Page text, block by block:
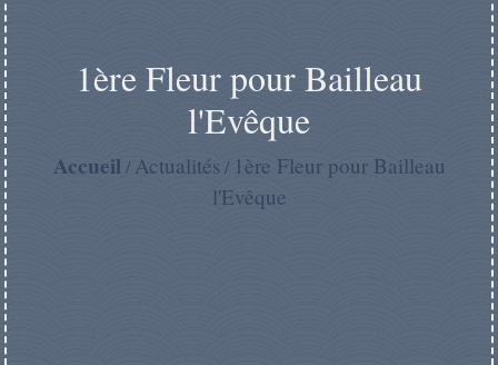
1ère Fleur pour Bailleau
l'Evêque
Accueil / Actualités/ 1ère Fleur pour Bailleau
l'Evêque